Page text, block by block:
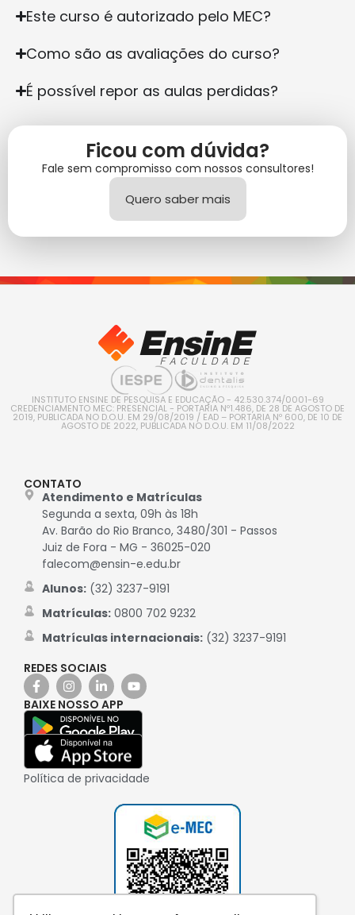
Este curso é autorizado pelo MEC?
Como são as avaliações do curso?
É possível repor as aulas perdidas?
Ficou com dúvida?
Fale sem compromisso com nossos consultores!
Quero saber mais
INSTITUTO ENSINE DE PESQUISA E EDUCAÇÃO - 42.530.374/0001-69
CREDENCIAMENTO MEC: PRESENCIAL - PORTARIA Nº1.486, DE 28 DE AGOSTO DE
2019, PUBLICADA NO D.O.U. EM 29/08/2019 / EAD – PORTARIA Nº 600, DE 10 DE
AGOSTO DE 2022, PUBLICADA NO D.O.U. EM 11/08/2022
CONTATO
Atendimento e Matrículas
Segunda a sexta, 09h às 18h
Av. Barão do Rio Branco, 3480/301 - Passos
Juiz de Fora - MG - 36025-020
falecom@ensin-e.edu.br
Alunos:(32) 3237-9191
Matrículas:0800 702 9232
Matrículas internacionais:(32) 3237-9191
REDES SOCIAIS
BAIXE NOSSO APP
Política de privacidade